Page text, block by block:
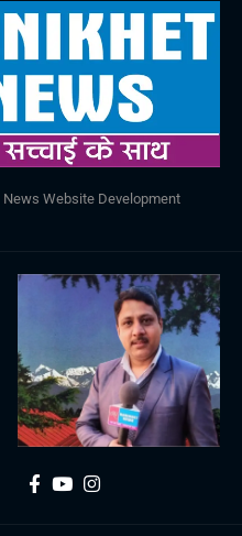
News Website Development